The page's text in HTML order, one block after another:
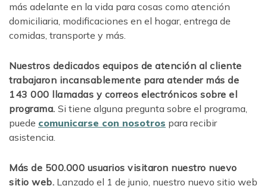
más adelante en la vida para cosas como atención
domiciliaria, modificaciones en el hogar, entrega de
comidas, transporte y más.
Nuestros dedicados equipos de atención al cliente
trabajaron incansablemente para atender más de
143 000 llamadas y correos electrónicos sobre el
programa. Si tiene alguna pregunta sobre el programa,
puede comunicarse con nosotros para recibir
asistencia.
Más de 500.000 usuarios visitaron nuestro nuevo
sitio web. Lanzado el 1 de junio, nuestro nuevo sitio web